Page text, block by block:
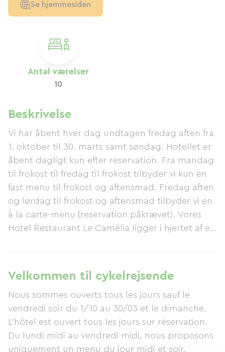
Antal værelser
10
Beskrivelse
Vi har åbent hver dag undtagen fredag ​​aften fra
1. oktober til 30. marts samt søndag. Hotellet er
åbent dagligt kun efter reservation. Fra mandag
til frokost til fredag ​​til frokost tilbyder vi kun en
fast menu til frokost og aftensmad. Fredag ​​aften
og lørdag til frokost og aftensmad tilbyder vi en
à la carte-menu (reservation påkrævet). Vores
Hotel Restaurant Le Camélia ligger i hjertet af en
Velkommen til cykelrejsende
Nous sommes ouverts tous les jours sauf le
vendredi soir du 1/10 au 30/03 et le dimanche.
L'hôtel est ouvert tous les jours sur réservation.
Du lundi midi au vendredi midi, nous proposons
uniquement un menu du jour midi et soir.
Se hjemmesiden